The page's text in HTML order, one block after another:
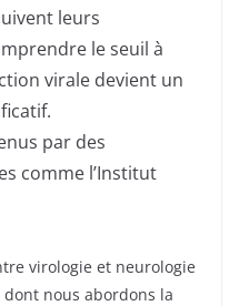
leurs
le seuil à
virale devient un
par des
comme l’Institut
virologie et neurologie
nous abordons la